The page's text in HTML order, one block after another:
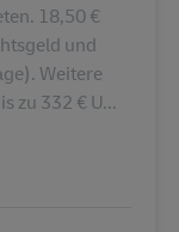
18,50 €
und
Weitere
zu 332 € U...